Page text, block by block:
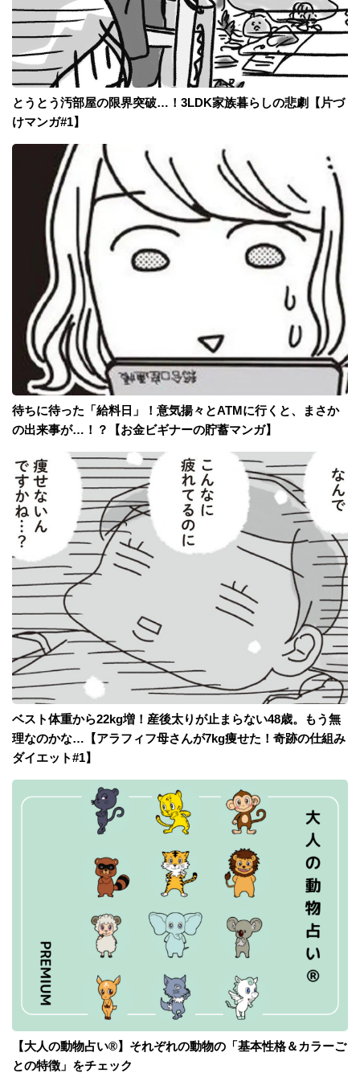
とうとう汚部屋の限界突破…！3LDK家族暮らしの悲劇【片づ
けマンガ#1】
待ちに待った「給料日」！意気揚々とATMに行くと、まさか
の出来事が…！？【お金ビギナーの貯蓄マンガ】
ベスト体重から22kg増！産後太りが止まらない48歳。もう無
理なのかな…【アラフィフ母さんが7kg痩せた！奇跡の仕組み
ダイエット#1】
【大人の動物占い®】それぞれの動物の「基本性格＆カラーご
との特徴」をチェック